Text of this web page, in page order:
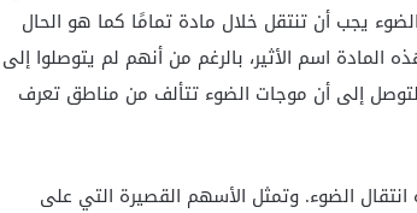
يجب أن تنتقل خلال مادة تمامًا كما هو الحال
المادة اسم الأثير، بالرغم من أنهم لم يتوصلوا إلى
على وجود هذه المادة. واستطاع العلماء بنهاية القرن 19 التوصل إلى أن موجات الضوء تتألف من مناطق تعرف
الضوء. وتمثل الأسهم القصيرة التي على